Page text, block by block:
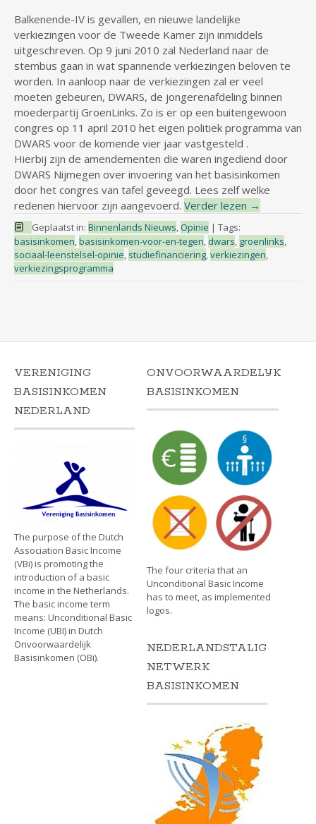
Balkenende-IV is gevallen, en nieuwe landelijke
verkiezingen voor de Tweede Kamer zijn inmiddels
uitgeschreven. Op 9 juni 2010 zal Nederland naar de
stembus gaan in wat spannende verkiezingen beloven te
worden. In aanloop naar de verkiezingen zal er veel
moeten gebeuren, DWARS, de jongerenafdeling binnen
moederpartij GroenLinks. Zo is er op een buitengewoon
congres op 11 april 2010 het eigen politiek programma van
DWARS voor de komende vier jaar vastgesteld .
Hierbij zijn de amendementen die waren ingediend door
DWARS Nijmegen over invoering van het basisinkomen
door het congres van tafel geveegd. Lees zelf welke
redenen hiervoor zijn aangevoerd. Verder lezen →
Geplaatst in: Binnenlands Nieuws, Opinie | Tags:
basisinkomen,basisinkomen-voor-en-tegen, dwars, groenlinks,
sociaal-leenstelsel-opinie, studiefinanciering,verkiezingen,
verkiezingsprogramma
VERENIGING
BASISINKOMEN
NEDERLAND
The purpose of the Dutch
Association Basic Income
(VBi) is promoting the
introduction of a basic
income in the Netherlands.
The basic income term
means: Unconditional Basic
Income (UBI) in Dutch
Onvoorwaardelijk
Basisinkomen (OBi).
ONVOORWAARDELIJK
BASISINKOMEN
The four criteria that an
Unconditional Basic Income
has to meet, as implemented
logos.
NEDERLANDSTALIG
NETWERK
BASISINKOMEN